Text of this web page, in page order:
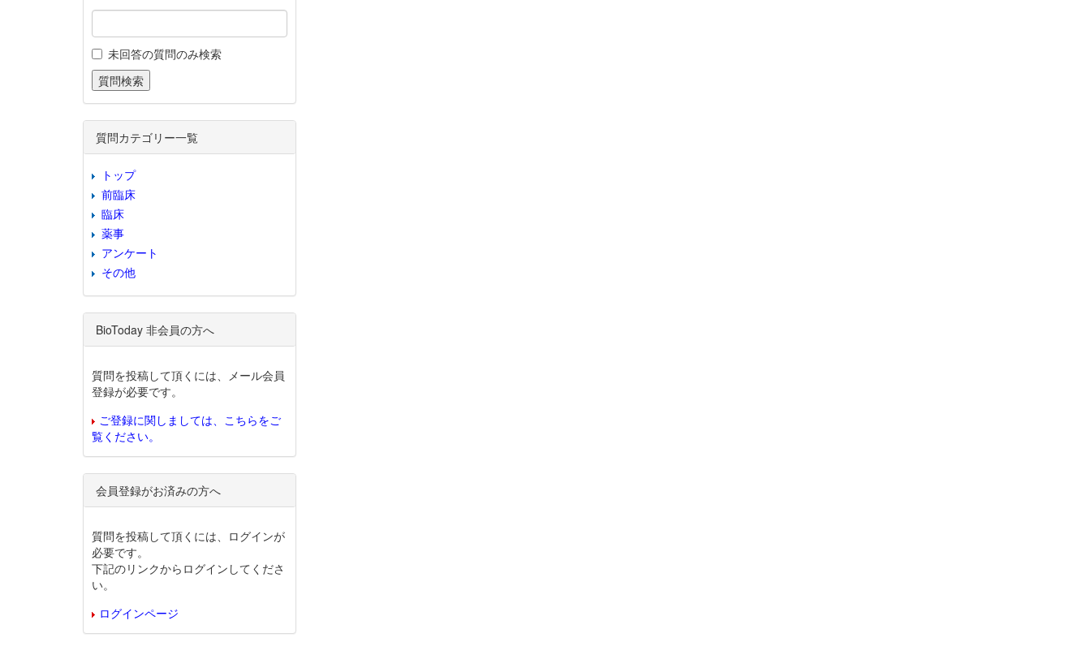
未回答の質問のみ検索
質問カテゴリー一覧
トップ
前臨床
臨床
薬事
アンケート
その他
BioToday 非会員の方へ
質問を投稿して頂くには、メール会員
登録が必要です。
ご登録に関しましては、こちらをご
覧ください。
会員登録がお済みの方へ
質問を投稿して頂くには、ログインが
必要です。
下記のリンクからログインしてくださ
い。
ログインページ